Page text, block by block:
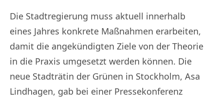
Die Stadtregierung muss aktuell innerhalb
eines Jahres konkrete Maßnahmen erarbeiten,
damit die angekündigten Ziele von der Theorie
in die Praxis umgesetzt werden können. Die
neue Stadträtin der Grünen in Stockholm, Asa
Lindhagen, gab bei einer Pressekonferenz